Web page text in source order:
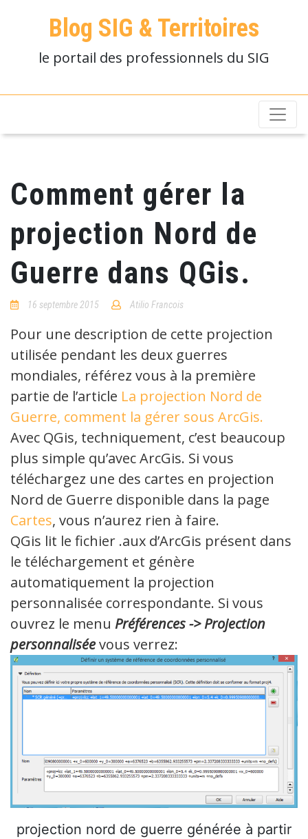
Blog SIG & Territoires
le portail des professionnels du SIG
Comment gérer la
projection Nord de
Guerre dans QGis.
16 septembre 2015 Atilio Francois
Pour une description de cette projection
utilisée pendant les deux guerres
mondiales, référez vous à la première
partie de l’article La projection Nord de
Guerre, comment la gérer sous ArcGis.
Avec QGis, techniquement, c’est beaucoup
plus simple qu’avec ArcGis. Si vous
téléchargez une des cartes en projection
Nord de Guerre disponible dans la page
Cartes, vous n’aurez rien à faire.
QGis lit le fichier .aux d’ArcGis présent dans
le téléchargement et génère
automatiquement la projection
personnalisée correspondante. Si vous
ouvrez le menu Préférences -> Projection
personnaliséevous verrez:
projection nord de guerre générée à partir